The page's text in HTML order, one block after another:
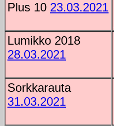
Plus 10 23.03.2021
Lumikko 2018
28.03.2021
Sorkkarauta
31.03.2021